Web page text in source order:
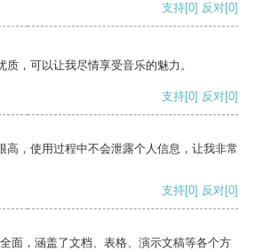
支持[0] 反对[0]
，可以让我尽情享受音乐的魅力。
支持[0] 反对[0]
高，使用过程中不会泄露个人信息，让我非常
支持[0] 反对[0]
面，涵盖了文档、表格、演示文稿等各个方